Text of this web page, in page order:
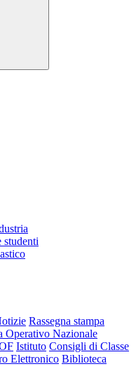
studenti
Rassegna stampa
Operativo Nazionale
Istituto Consigli di Classe
Elettronico Biblioteca